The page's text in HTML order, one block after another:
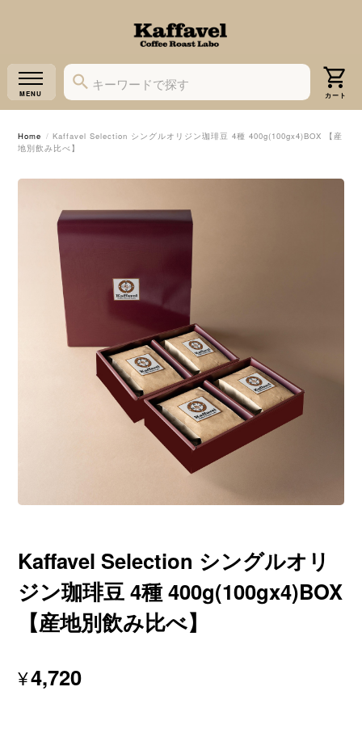
Home
Kaffavel Selection シングルオリジン珈琲豆 4種 400g(100gx4)BOX 【産
地別飲み比べ】
Kaffavel Selection シングルオリ
ジン珈琲豆 4種 400g(100gx4)BOX
【産地別飲み比べ】
¥4,720